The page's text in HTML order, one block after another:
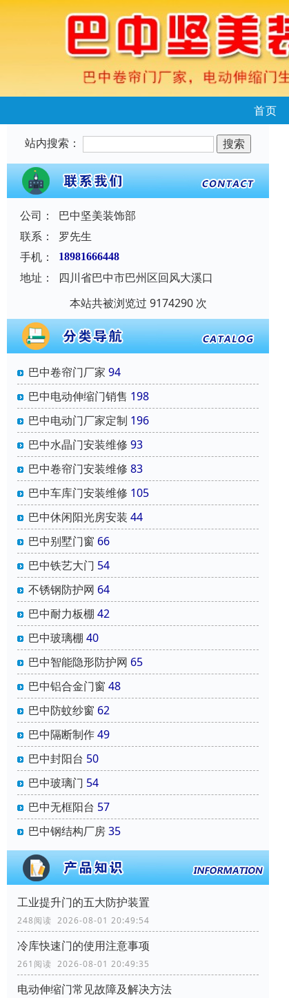
首页
站内搜索：
公司：
巴中坚美装饰部
联系：
罗先生
手机：
18981666448
地址：
四川省巴中市巴州区回风大溪口
本站共被浏览过 9174290 次
巴中卷帘门厂家 94
巴中电动伸缩门销售 198
巴中电动门厂家定制 196
巴中水晶门安装维修 93
巴中卷帘门安装维修 83
巴中车库门安装维修 105
巴中休闲阳光房安装 44
巴中别墅门窗 66
巴中铁艺大门 54
不锈钢防护网 64
巴中耐力板棚 42
巴中玻璃棚 40
巴中智能隐形防护网 65
巴中铝合金门窗 48
巴中防蚊纱窗 62
巴中隔断制作49
巴中封阳台 50
巴中玻璃门 54
巴中无框阳台 57
巴中钢结构厂房35
工业提升门的五大防护装置
248阅读 2026-08-01 20:49:54
冷库快速门的使用注意事项
261阅读 2026-08-01 20:49:35
电动伸缩门常见故障及解决方法